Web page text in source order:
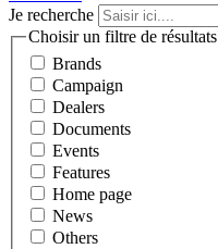
Je recherche
Choisir un filtre de résultats
Brands
Campaign
Dealers
Documents
Events
Features
Home page
News
Others